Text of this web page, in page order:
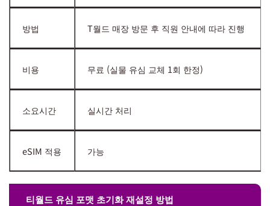
방법 T월드 매장 방문 후 직원 안내에 따라 진행
비용 무료 (실물 유심 교체 1회 한정)
소요시간 실시간 처리
eSIM 적용 가능
티월드 유심 포맷 초기화 재설정 방법